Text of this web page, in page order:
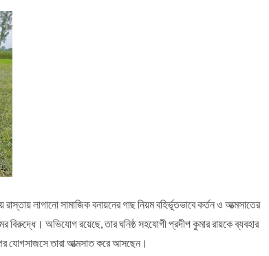
অভিযোগ,
লাগানো সামাজিক বনায়নের গাছ নিয়ম বহির্ভূতভাবে কর্তন ও আত্মসাতের
অভিযোগ রয়েছে, তার ঘনিষ্ঠ সহযোগী প্রদীপ কুমার রায়কে ব্যবহার
যোগসাজসে তারা আত্মসাত করে আসছেন।